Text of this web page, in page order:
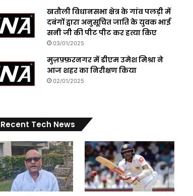
खतौली विधानसभा क्षेत्र के गांव पलड़ी में
दबंगों द्वारा अनुसूचित जाति के युवक भाई
सनी जी की पीट पीट कर हत्या किए
03/01/2025
मुज़फ़्फ़रनगर में डीएम उमेश मिश्रा ने
आज शहर का निरीक्षण किया
02/01/2025
Recent Tech News